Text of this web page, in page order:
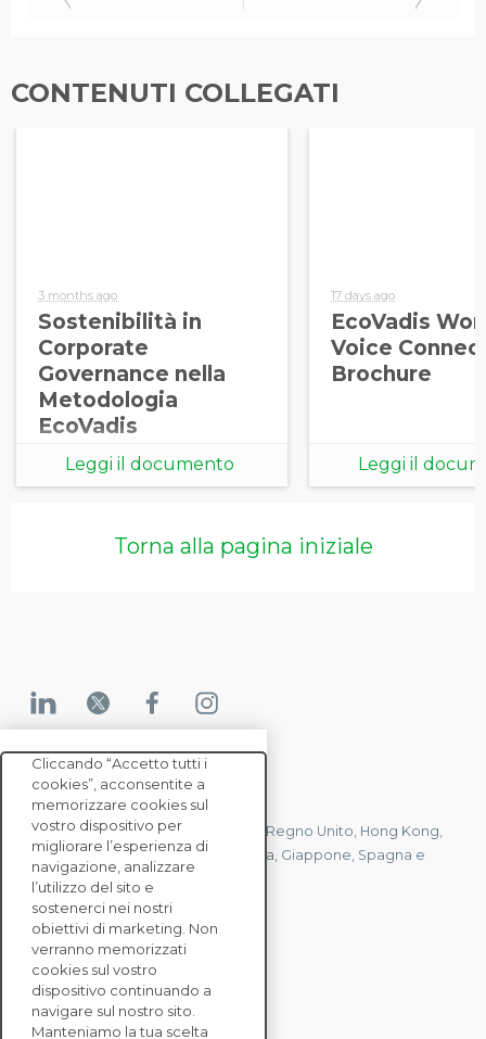
ACCETTO DI RICEVERE
CONTENUTI COLLEGATI
3 months ago
Sostenibilità in
Corporate
Governance nella
Metodologia
EcoVadis
Leggi il documento
17 days ago
EcoVadis
Voice
Brochure
Leggi il
Torna alla pagina iniziale
CONTATTACI
Abbiamo uffici in Francia, Stati Uniti, Regno Unito, Hong Kong,
Mauritius, Polonia, Canada, Germania, Giappone, Spagna e
Singapore.
CONTATTACI
SOLUZIONI
Cliccando “Accetto tutti i
cookies”, acconsentite a
memorizzare cookies sul
vostro dispositivo per
migliorare l’esperienza di
navigazione, analizzare
l’utilizzo del sito e
sostenerci nei nostri
obiettivi di marketing. Non
verranno memorizzati
cookies sul vostro
dispositivo continuando a
navigare sul nostro sito.
Manteniamo la tua scelta